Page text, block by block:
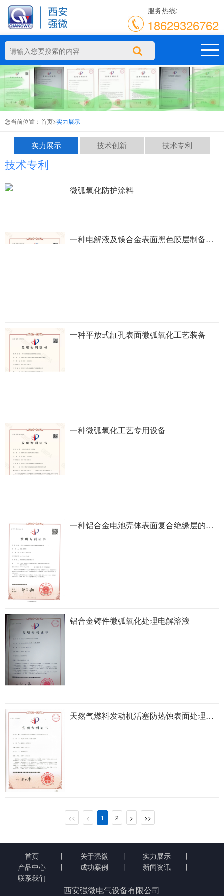
服务热线:
18629326762
您当前位置： 首页>实力展示
实力展示 技术创新 技术专利
技术专利
微弧氧化防护涂料
一种电解液及镁合金表面黑色膜层制备方法
一种平放式缸孔表面微弧氧化工艺装备
一种微弧氧化工艺专用设备
一种铝合金电池壳体表面复合绝缘层的制备方法
铝合金铸件微弧氧化处理电解溶液
天然气燃料发动机活塞防热蚀表面处理方法
<< < 1 2 > >>
首页 丨 关于强微 丨 实力展示
丨
产品中心
丨 成功案例 丨 新闻资讯
丨
联系我们
西安强微电气设备有限公司